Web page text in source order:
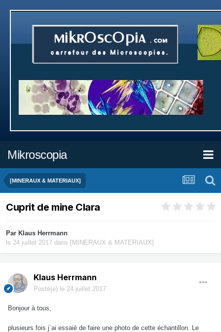
Mikroscopia
[MINERAUX & MATERIAUX]
Cuprit de mine Clara
Par Klaus Herrmann
le 24 juillet 2017 dans [MINERAUX & MATERIAUX]
Klaus Herrmann
Posté(e) le 24 juillet 2017
Bonjour à tous,
plusieurs fois j´ai essaié de faire une photo de cette échantillon. Le